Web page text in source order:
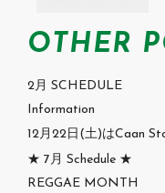
OTHER
2月 SCHEDULE
Information
12月22日(土)はCaan
★ 7月 Schedule ★
REGGAE MONTH